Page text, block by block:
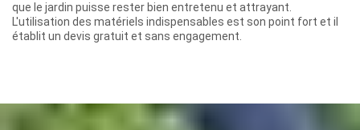
que le jardin puisse rester bien entretenu et attrayant.
L'utilisation des matériels indispensables est son point fort et il
établit un devis gratuit et sans engagement.